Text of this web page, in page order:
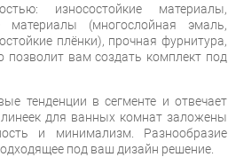
износостойкие материалы,
материалы (многослойная эмаль,
плёнки), прочная фурнитура,
вам создать комплект под
тенденции в сегменте и отвечает
для ванных комнат заложены
и минимализм. Разнообразие
под ваш дизайн решение.